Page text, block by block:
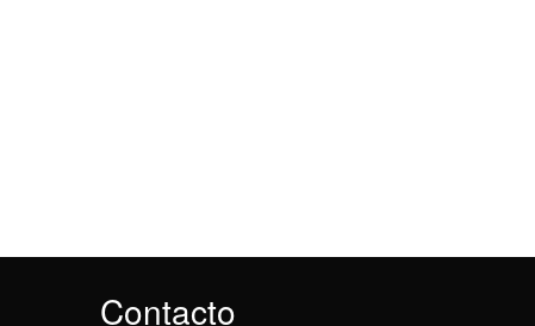
Contacto